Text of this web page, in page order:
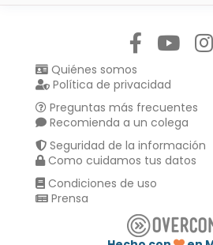
Quiénes somos
Política de privacidad
Preguntas más frecuentes
Recomienda a un colega
Seguridad de la información
Como cuidamos tus datos
Condiciones de uso
Prensa